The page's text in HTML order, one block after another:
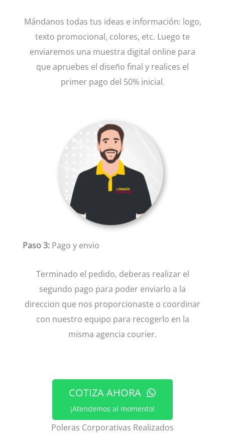
Mándanos todas tus ideas e información: logo,
texto promocional, colores, etc. Luego te
enviaremos una muestra digital online para
que apruebes el diseño final y realices el
primer pago del 50% inicial.
Paso 3: Pago y envio
Terminado el pedido, deberas realizar el
segundo pago para poder enviarlo a la
direccion que nos proporcionaste o coordinar
con nuestro equipo para recogerlo en la
misma agencia courier.
COTIZA AHORA
¡Atendemos al momento!
Poleras Corporativas Realizados